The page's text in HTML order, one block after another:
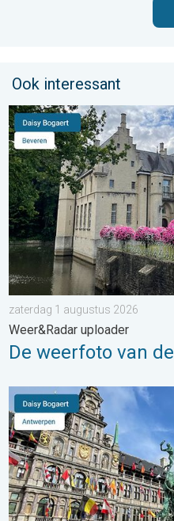
Ook interessant
De weerfoto van de week.
zaterdag 1 augustus 2026
Weer&Radar uploader
De weerfoto van
Stuur jouw weerfoto van de